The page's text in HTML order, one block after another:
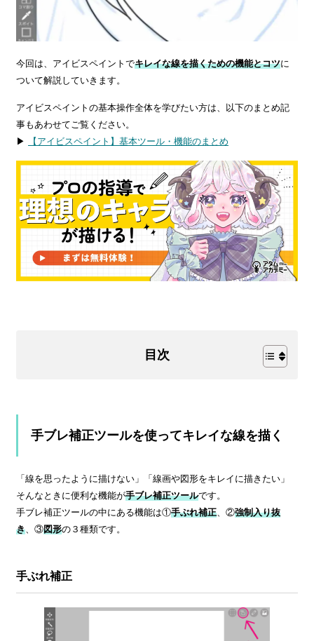
今回は、アイビスペイントでキレイな線を描くための機能とコツに
ついて解説していきます。
アイビスペイントの基本操作全体を学びたい方は、以下のまとめ記
事もあわせてご覧ください。
▶
【アイビスペイント】基本ツール・機能のまとめ
目次
手ブレ補正ツールを使ってキレイな線を描く
「線を思ったように描けない」「線画や図形をキレイに描きたい」
そんなときに便利な機能が手ブレ補正ツールです。
手ブレ補正ツールの中にある機能は①手ぶれ補正 、②強制入り抜
き 、③図形の３種類です。
手ぶれ補正